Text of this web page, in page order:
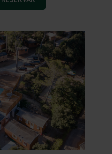
e caminhadas no